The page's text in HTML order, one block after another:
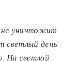
не уничтожит
светлый день
На светлой